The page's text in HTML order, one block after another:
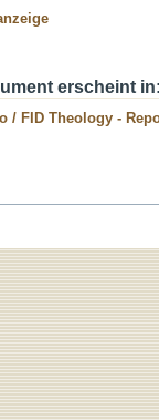
erscheint in:
/ FID Theology -